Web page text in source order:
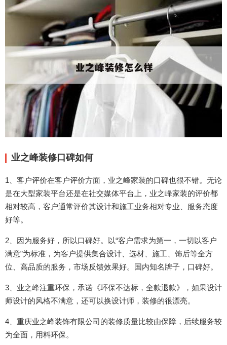
业之峰装修口碑如何
1、客户评价在客户评价方面，业之峰家装的口碑也很不错。无论
是在大型家装平台还是在社交媒体平台上，业之峰家装的评价都
相对较高，客户通常评价其设计和施工业务相对专业、服务态度
好等。
2、因为服务好，所以口碑好。以“客户需求为第一，一切以客户
满意”为标准，为客户提供集合设计、选材、施工、饰后等全方
位、高品质的服务，市场反馈效果好。国内知名牌子，口碑好。
3、业之峰注重环保，承诺《环保不达标，全款退款》，如果设计
师设计的风格不满意，还可以换设计师，装修的很漂亮。
4、重庆业之峰装饰有限公司的装修质量比较由保障，后续服务较
为全面，用料环保。